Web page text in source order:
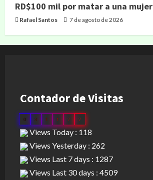
RD$100 mil por matar a una mujer
Rafael Santos 7 de agosto de 2026
Contador de Visitas
0 3 1 1 7 7
Views Today : 118
Views Yesterday : 262
Views Last 7 days : 1287
Views Last 30 days : 4509